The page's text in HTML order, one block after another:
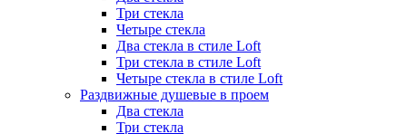
Три стекла
Четыре стекла
Два стекла в стиле Loft
Три стекла в стиле Loft
Четыре стекла в стиле Loft
Раздвижные душевые в проем
Два стекла
Три стекла